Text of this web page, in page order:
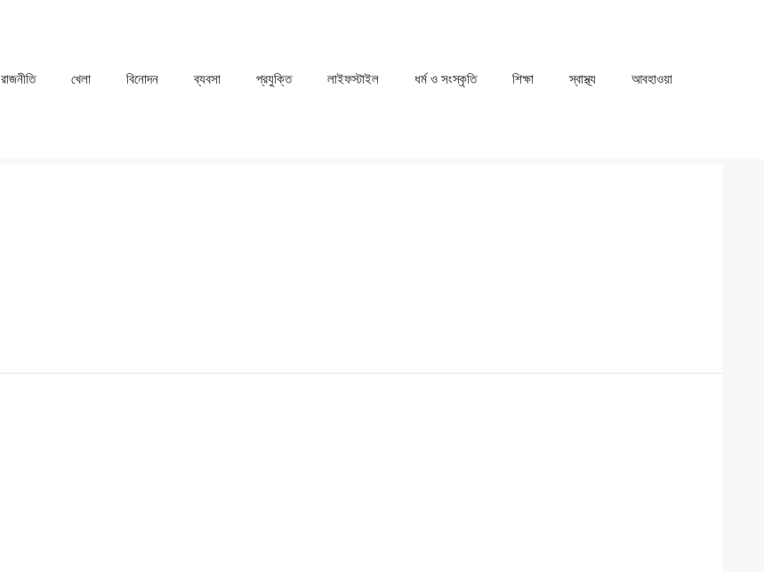
রাজনীতি খেলা ⁠বিনোদন ব্যবসা প্রযুক্তি লাইফস্টাইল ধর্ম ও সংস্কৃতি ⁠⁠শিক্ষা ⁠⁠স্বাস্থ্য ⁠⁠আবহাওয়া